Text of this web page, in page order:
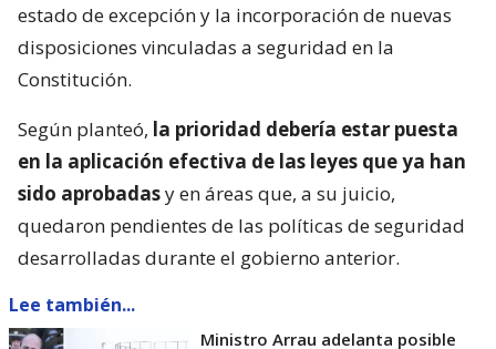
estado de excepción y la incorporación de nuevas
disposiciones vinculadas a seguridad en la
Constitución.
Según planteó, la prioridad debería estar puesta
en la aplicación efectiva de las leyes que ya han
sido aprobadasy en áreas que, a su juicio,
quedaron pendientes de las políticas de seguridad
desarrolladas durante el gobierno anterior.
Lee también...
Ministro Arrau adelanta posible